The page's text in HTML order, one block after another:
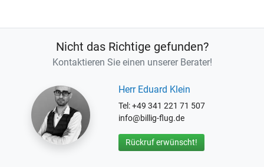
Nicht das Richtige gefunden?
Kontaktieren Sie einen unserer Berater!
Herr Eduard Klein
Tel: +49 341 221 71 507
info@billig-flug.de
Rückruf erwünscht!